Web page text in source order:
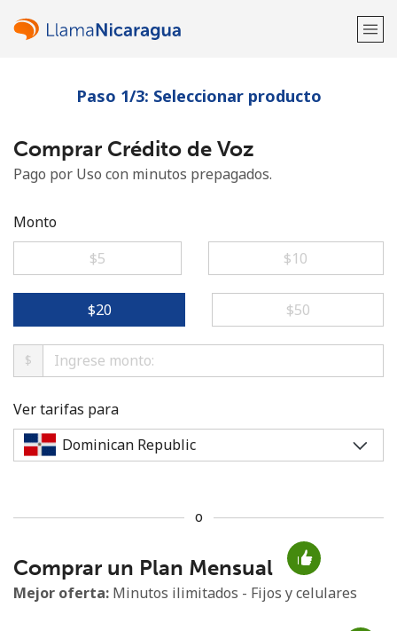
¡Bienvenido!
¿Ya tienes una cuenta?Inicia sesión →
No se ha creado una contraseña
Mínimo 8 caracteres
Una letra mayúscula y una minúscula
Un número
Paso 1/3: Seleccionar producto
Comprar Crédito de Voz
Pago por Uso con minutos prepagados.
Monto
⁦$5⁩
⁦$10⁩
⁦$20⁩ ⁦$50⁩
$
Ver tarifas para
o
Comprar un Plan Mensual
Mejor oferta: Minutos ilimitados - Fijos y celulares